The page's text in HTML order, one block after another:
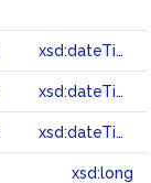
xsd:dateTime
xsd:dateTime
xsd:dateTime
xsd:long